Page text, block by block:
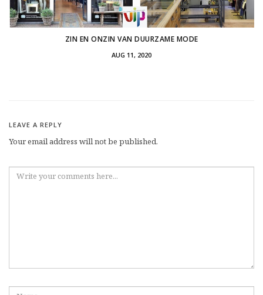
ZIN EN ONZIN VAN DUURZAME MODE
AUG 11, 2020
LEAVE A REPLY
Your email address will not be published.